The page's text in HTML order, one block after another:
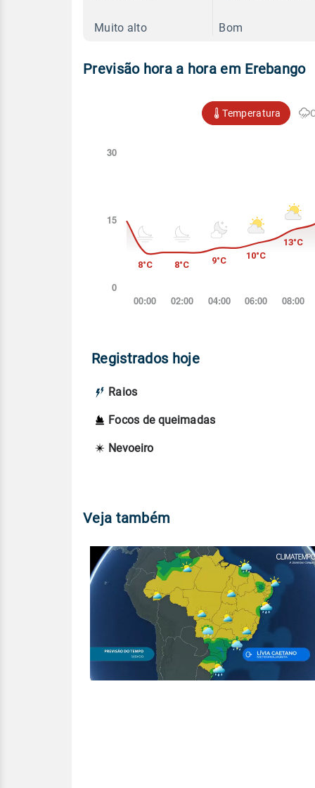
Muito alto Bom
Previsão hora a hora em Erebango
Temperatura
Registrados hoje
Raios
Focos de queimadas
Nevoeiro
Veja também